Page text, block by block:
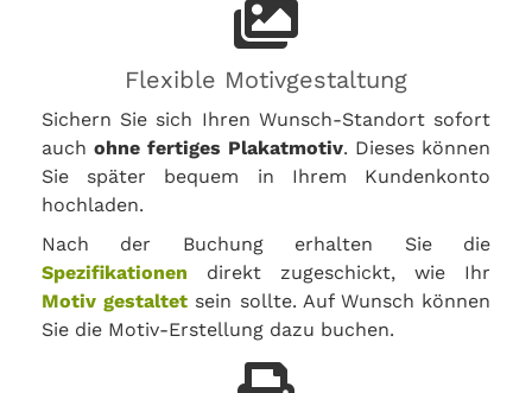
Flexible Motivgestaltung
Sichern Sie sich Ihren Wunsch-Standort sofort
auch ohne fertiges Plakatmotiv. Dieses können
Sie später bequem in Ihrem Kundenkonto
hochladen.
Nach der Buchung erhalten Sie die
Spezifikationen direkt zugeschickt, wie Ihr
Motiv gestaltet sein sollte. Auf Wunsch können
Sie die Motiv-Erstellung dazu buchen.